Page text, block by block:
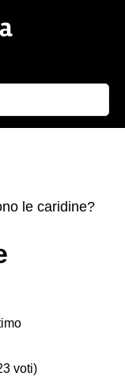
le caridine?
voti)